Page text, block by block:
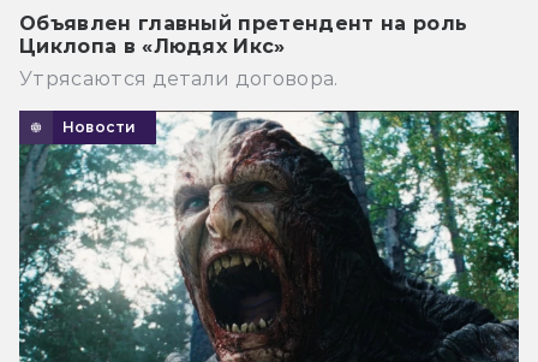
Объявлен главный претендент на роль
Циклопа в «Людях Икс»
Утрясаются детали договора.
Новости